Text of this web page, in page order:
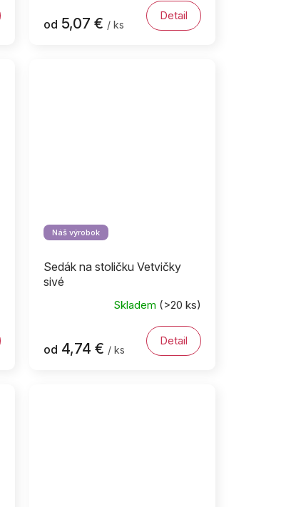
od 5,07 € / ks
Detail
Náš výrobok
Sedák na stoličku Vetvičky
sivé
Skladem (>20 ks)
od 4,74 € / ks
Detail